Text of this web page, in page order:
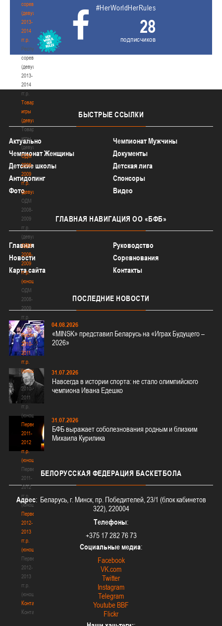
соревнования
(девушки)
2013-
2014
гг.р.
Республиканские
соревнования
(девушки)
2013-
2014
гг.р.
Товарищеские
игры
(девушки)
Товарищеские
игры
(девушки)
ОДМ
2008-
2009
гг.р.
(девушки)
ОДМ
2008-
2009
гг.р.
(девушки)
ОДМ
2008-
2009
гг.р.
(юноши)
ОДМ
2008-
2009
гг.р.
(юноши)
Первенство
2010-
2011
гг.р.
(юноши)
Первенство
2010-
2011
гг.р.
(юноши)
Первенство
2011-
2012
гг.р.
(юноши)
Первенство
2011-
2012
гг.р.
(юноши)
Первенство
2012-
2013
гг.р.
(юноши)
Первенство
2012-
2013
гг.р.
(юноши)
Контакты
Контакты
#HerWorldHerRules
28
подписчиков
БЫСТРЫЕ ССЫЛКИ
Актуально
Чемпионат Мужчины
Чемпионат Женщины
Документы
Детские школы
Детская лига
Антидопинг
Спонсоры
Фото
Видео
ГЛАВНАЯ НАВИГАЦИЯ ОО «БФБ»
Главная
Руководство
Новости
Соревнования
Карта сайта
Контакты
ПОСЛЕДНИЕ НОВОСТИ
04.08.2026
«MINSK» представил Беларусь на «Играх Будущего –
2026»
31.07.2026
Навсегда в истории спорта: не стало олимпийского
чемпиона Ивана Едешко
31.07.2026
БФБ выражает соболезнования родным и близким
Михаила Курилика
БЕЛОРУССКАЯ ФЕДЕРАЦИЯ БАСКЕТБОЛА
Адрес: Беларусь, г. Минск, пр. Победителей, 23/1 (блок кабинетов
322), 220004
Телефоны:
+375 17 282 76 73
Социальные медиа:
Facebook
VK.com
Twitter
Instagram
Telegram
Youtube BBF
Flickr